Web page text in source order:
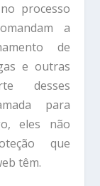
processo
a
de
e outras
desses
para
eles não
que
têm.